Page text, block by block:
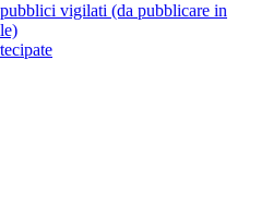
vigilati (da pubblicare in